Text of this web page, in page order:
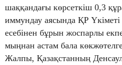
шаққандағы көрсеткіш 0,3
иммундау аясында ҚР Үкіметі
есебінен бұрын жоспарлы
мыңнан астам бала
Жалпы, Қазақстанның